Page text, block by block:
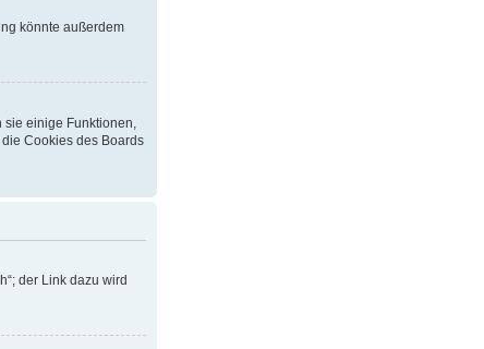
könnte außerdem
einige Funktionen,
Cookies des Boards
der Link dazu wird